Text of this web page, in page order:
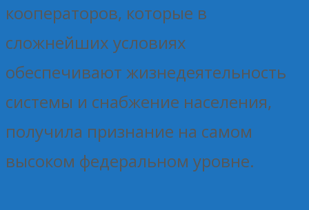
кооператоров, которые в
сложнейших условиях
обеспечивают жизнедеятельность
системы и снабжение населения,
получила признание на самом
высоком федеральном уровне.